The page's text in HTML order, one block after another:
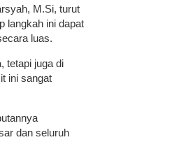
M.Si, turut
langkah ini dapat
luas.
tetapi juga di
ini sangat
dan seluruh